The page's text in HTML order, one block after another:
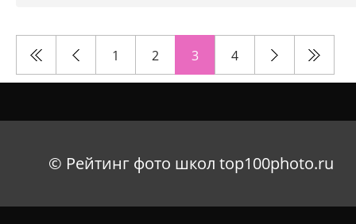
1 2 3 4
© Рейтинг фото школ top100photo.ru